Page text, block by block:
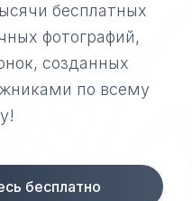
бесплатных
фотографий,
созданных
по всему
бесплатно